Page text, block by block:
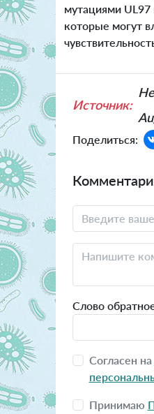
мутациями UL97
которые могут
Источник:
Поделиться:
Слово
Согласен на
Принимаю